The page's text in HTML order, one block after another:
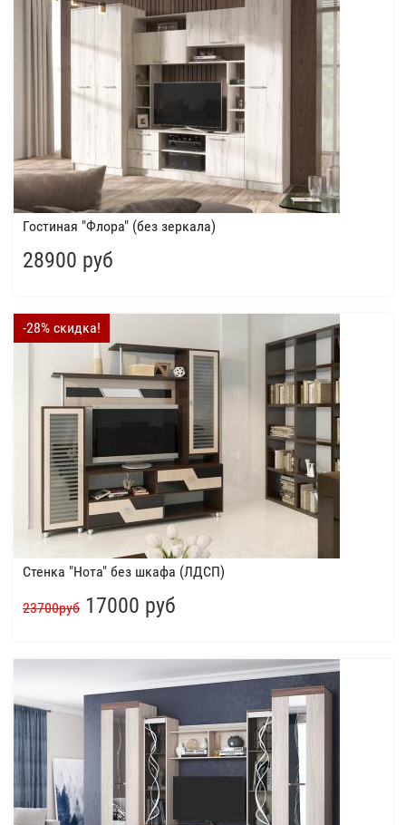
Гостиная "Флора" (без зеркала)
28900 руб
-28% скидка!
Стенка "Нота" без шкафа (ЛДСП)
23700руб 17000 руб